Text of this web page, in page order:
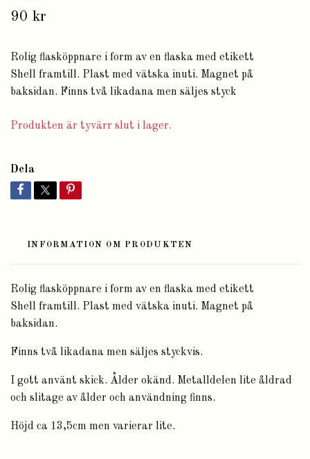
90 kr
Rolig flasköppnare i form av en flaska med etikett
Shell framtill. Plast med vätska inuti. Magnet på
baksidan. Finns två likadana men säljes styck
Produkten är tyvärr slut i lager.
Dela
INFORMATION OM PRODUKTEN
Rolig flasköppnare i form av en flaska med etikett
Shell framtill. Plast med vätska inuti. Magnet på
baksidan.
Finns två likadana men säljes styckvis.
I gott använt skick. Ålder okänd. Metalldelen lite åldrad
och slitage av ålder och användning finns.
Höjd ca 13,5cm men varierar lite.